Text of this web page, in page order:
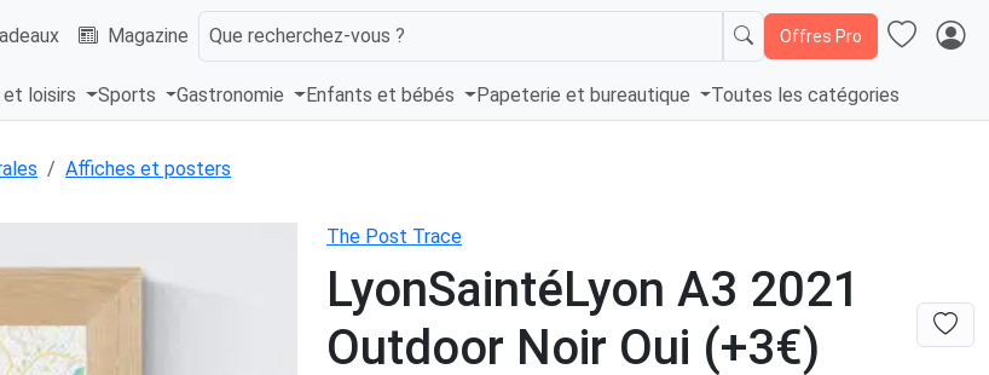
Magazine Que recherchez-vous ? Offres Pro
loisirs Sports Gastronomie Enfants et bébés Papeterie et bureautique Toutes les catégories
Affiches et posters
The Post Trace
LyonSaintéLyon A3 2021
Outdoor Noir Oui (+3€)